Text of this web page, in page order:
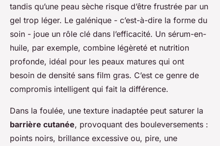
tandis qu’une peau sèche risque d’être frustrée par un
gel trop léger. Le galénique - c’est-à-dire la forme du
soin - joue un rôle clé dans l’efficacité. Un sérum-en-
huile, par exemple, combine légèreté et nutrition
profonde, idéal pour les peaux matures qui ont
besoin de densité sans film gras. C’est ce genre de
compromis intelligent qui fait la différence.
Dans la foulée, une texture inadaptée peut saturer la
barrière cutanée, provoquant des bouleversements :
points noirs, brillance excessive ou, pire, une